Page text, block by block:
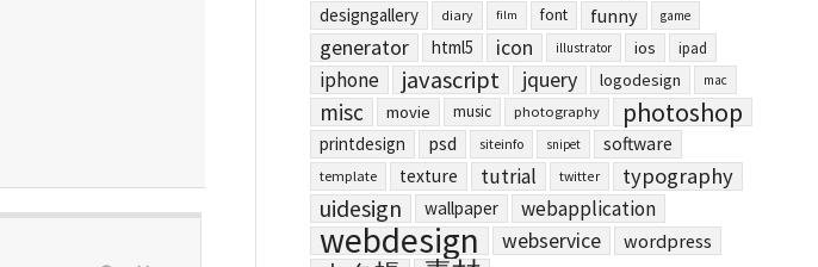
designgallery diary film font funny game
generator html5 icon illustrator ios ipad
iphone javascript jquery logodesign mac
misc movie music photography photoshop
printdesign psd siteinfo snipet software
template texture tutrial twitter typography
uidesign wallpaper webapplication
webdesign webservice wordpress